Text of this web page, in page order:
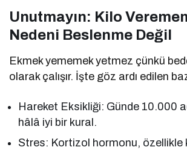
Unutmayın: Kilo
Nedeni Beslenme Değil
Ekmek yememek yetmez çünkü
olarak çalışır. İşte göz ardı edilen
Hareket Eksikliği: Günde 10.000
hâlâ iyi bir kural.
Stres: Kortizol hormonu, özellikle